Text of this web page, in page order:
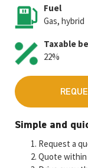
Fuel
Gas, hybrid
Taxable
22%
Fa
ce
b
T
wi
tt
Simple and
Request a
Quote within